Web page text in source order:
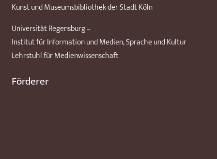
Kunst und Museumsbibliothek der Stadt Köln
Universität Regensburg –
Institut für Information und Medien, Sprache und Kultur
Lehrstuhl für Medienwissenschaft
Förderer